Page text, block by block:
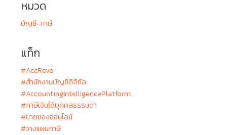
หมวด
บัญชี-ภาษี
แท็ก
#AccRevo
#สำนักงานบัญชีดิจิทัล
#AccountingIntelligencePlatform
#ภาษีเงินได้บุคคลธรรมดา
#ขายของออนไลน์
#วางแผนภาษี